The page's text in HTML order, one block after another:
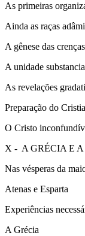
As primeiras
Ainda as raças
A gênese das
A unidade
As revelações
Preparação do
O Cristo
X - A GRÉCIA E A
Nas vésperas da
Atenas e Esparta
Experiências
A Grécia